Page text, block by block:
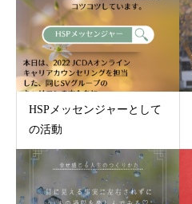
HSPメッセンジャーとして
の活動